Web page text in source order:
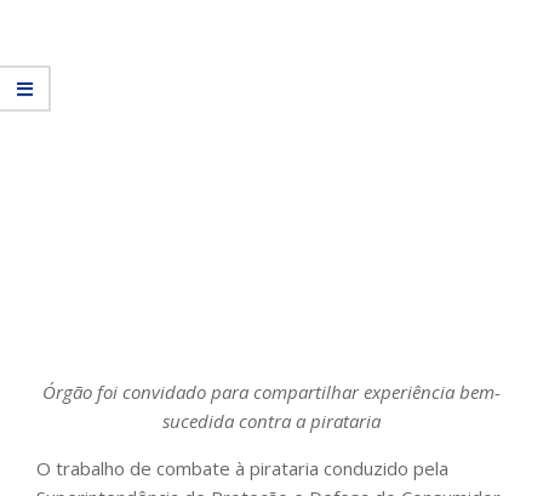
Órgão foi convidado para compartilhar experiência bem-
sucedida contra a pirataria
O trabalho de combate à pirataria conduzido pela